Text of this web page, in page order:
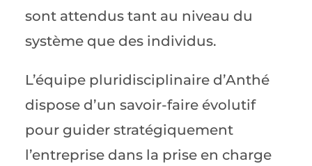
sont attendus tant au niveau du
système que des individus.
L’équipe pluridisciplinaire d’Anthé
dispose d’un savoir-faire évolutif
pour guider stratégiquement
l’entreprise dans la prise en charge